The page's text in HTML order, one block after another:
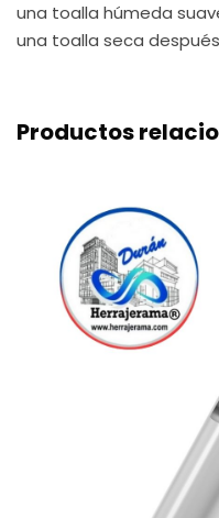
una toalla húmeda
una toalla seca
Productos